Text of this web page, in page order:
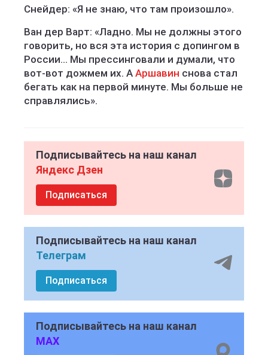
Снейдер: «Я не знаю, что там произошло».
Ван дер Варт: «Ладно. Мы не должны этого
говорить, но вся эта история с допингом в
России... Мы прессинговали и думали, что
вот-вот дожмем их. А Аршавин снова стал
бегать как на первой минуте. Мы больше не
справлялись».
Подписывайтесь на наш канал
Яндекс Дзен
Подписаться
Подписывайтесь на наш канал
Телеграм
Подписаться
Подписывайтесь на наш канал
MAX